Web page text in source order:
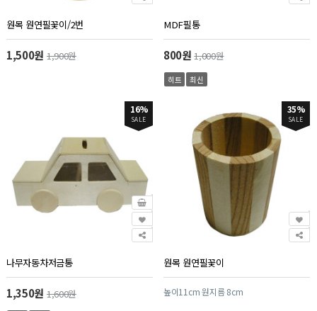
원목 원연필꽃이/2번
1,500원 1,900원
MDF필통
800원1,000원
히트 최신
16%
SALE
나무자동차저금통
1,350원 1,600원
35%
SALE
원목 원연필꽃이
높이11cm 원지름 8cm